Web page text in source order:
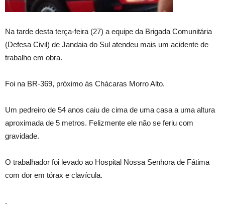
Na tarde desta terça-feira (27) a equipe da Brigada Comunitária
(Defesa Civil) de Jandaia do Sul atendeu mais um acidente de
trabalho em obra.
Foi na BR-369, próximo às Chácaras Morro Alto.
Um pedreiro de 54 anos caiu de cima de uma casa a uma altura
aproximada de 5 metros. Felizmente ele não se feriu com
gravidade.
O trabalhador foi levado ao Hospital Nossa Senhora de Fátima
com dor em tórax e clavícula.
.